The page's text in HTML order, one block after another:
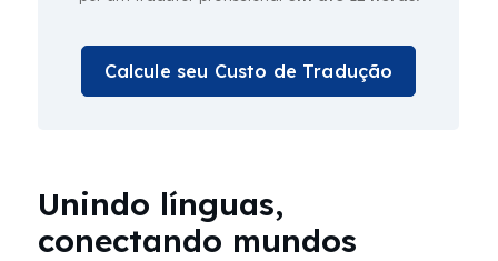
Calcule seu Custo de Tradução
Unindo línguas,
conectando mundos